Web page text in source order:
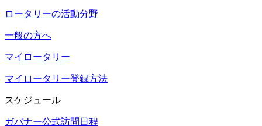
ロータリーの活動分野
一般の方へ
マイロータリー
マイロータリー登録方法
スケジュール
ガバナー公式訪問日程